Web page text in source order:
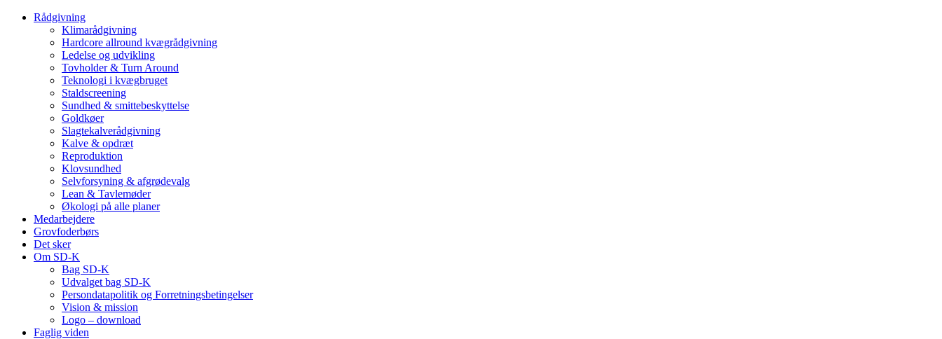
Rådgivning
Klimarådgivning
Hardcore allround kvægrådgivning
Ledelse og udvikling
Tovholder & Turn Around
Teknologi i kvægbruget
Staldscreening
Sundhed & smittebeskyttelse
Goldkøer
Slagtekalverådgivning
Kalve & opdræt
Reproduktion
Klovsundhed
Selvforsyning & afgrødevalg
Lean & Tavlemøder
Økologi på alle planer
Medarbejdere
Grovfoderbørs
Det sker
Om SD-K
Bag SD-K
Udvalget bag SD-K
Persondatapolitik og Forretningsbetingelser
Vision & mission
Logo – download
Faglig viden